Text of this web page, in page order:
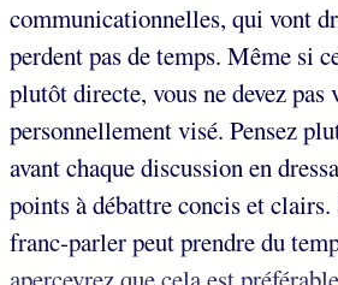
communicationnelles, qui vont
perdent pas de temps. Même si
plutôt directe, vous ne devez pas
personnellement visé. Pensez
avant chaque discussion en
points à débattre concis et clairs.
franc-parler peut prendre du